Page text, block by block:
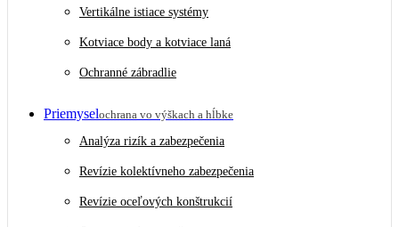
Vertikálne istiace systémy
Kotviace body a kotviace laná
Ochranné zábradlie
Priemyselochrana vo výškach a hĺbke
Analýza rizík a zabezpečenia
Revízie kolektívneho zabezpečenia
Revízie oceľových konštrukcií